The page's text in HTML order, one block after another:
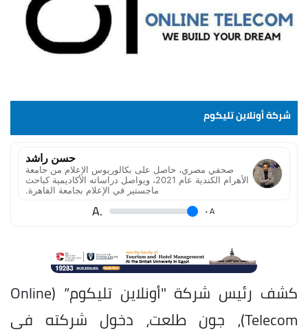
شركة أونلاين تليكوم
حسن راشد
صحفي مصري، حاصل على بكالوريوس الإعلام من جامعة
الأهرام الكندية عام 2021، ويواصل دراساته الأكاديمية كباحث
ماجستير في الإعلام بجامعة القاهرة.
A
.
.A
كشف رئيس شركة "أونلاين تليكوم” (Online
Telecom)، جون طلعت، دخول شركته في